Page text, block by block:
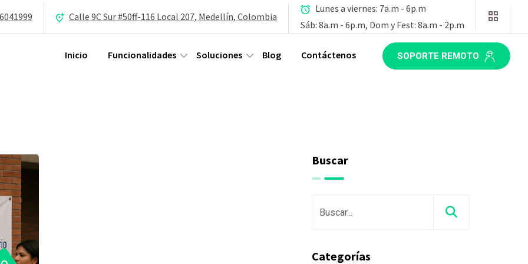
Calle 9C Sur #50ff-116 Local 207, Medellín, Colombia
Lunes a viernes: 7a.m - 6p.m
Sáb: 8a.m - 6p.m, Dom y Fest: 8a.m - 2p.m
Inicio Funcionalidades Soluciones Blog Contáctenos SOPORTE REMOTO
Buscar
Categorías